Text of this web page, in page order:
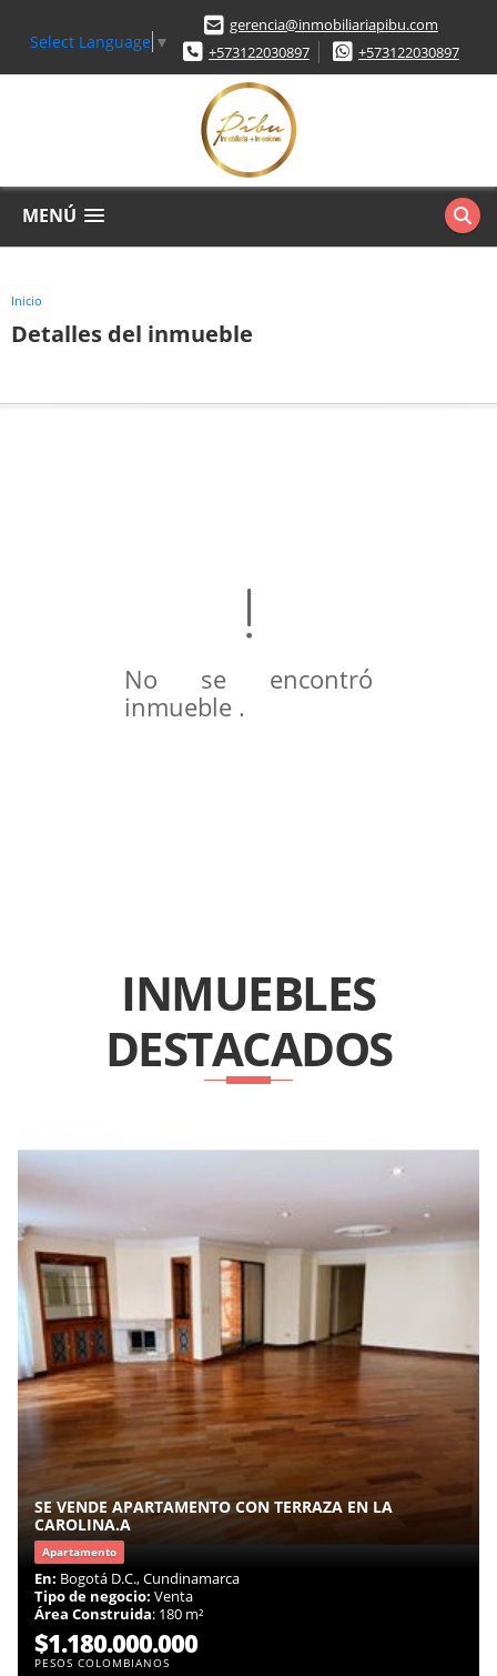
Select Language ▼
gerencia@inmobiliariapibu.com
+573122030897
+573122030897
MENÚ
Inicio
Detalles del inmueble
No se encontró
inmueble .
INMUEBLES
DESTACADOS
SE VENDE APARTAMENTO CON TERRAZA EN LA
CAROLINA.A
Apartamento
En: Bogotá D.C., Cundinamarca
Tipo de negocio: Venta
Área Construida: 180 m²
$1.180.000.000
PESOS COLOMBIANOS